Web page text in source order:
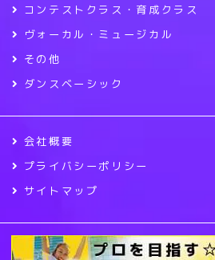
コンテストクラス・育成クラス
ヴォーカル・ミュージカル
その他
ダンスベーシック
会社概要
プライバシーポリシー
サイトマップ